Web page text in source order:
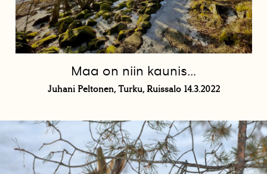
Maa on niin kaunis…
Juhani Peltonen, Turku, Ruissalo 14.3.2022